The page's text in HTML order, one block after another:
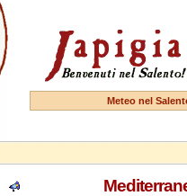
Meteo nel